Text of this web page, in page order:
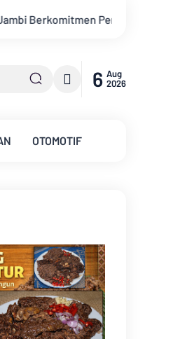
Penegakan Hukum
6 Aug
2026
OTOMOTIF